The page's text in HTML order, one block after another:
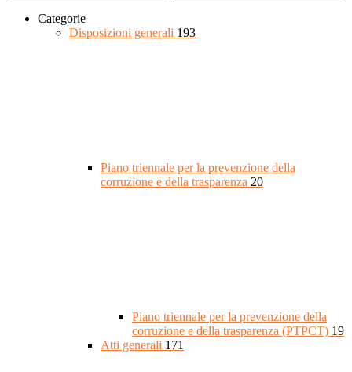
Categorie
Disposizioni generali 193
Piano triennale per la prevenzione della
corruzione e della trasparenza 20
Piano triennale per la prevenzione della
corruzione e della trasparenza (PTPCT) 19
Atti generali 171